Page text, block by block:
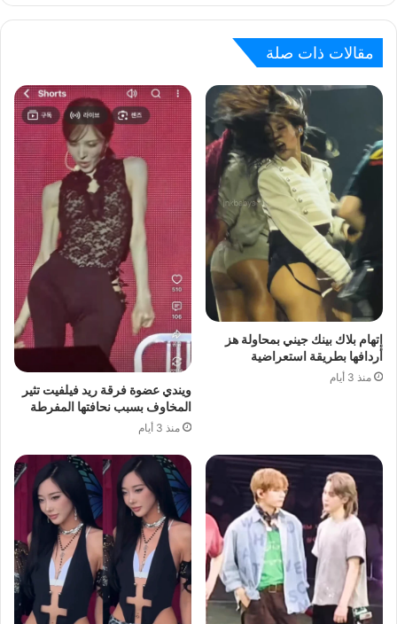
مقالات ذات صلة
إتهام بلاك بينك جيني بمحاولة هز
أردافها بطريقة استعراضية
منذ 3 أيام
ويندي عضوة فرقة ريد فيلفيت تثير
المخاوف بسبب نحافتها المفرطة
منذ 3 أيام